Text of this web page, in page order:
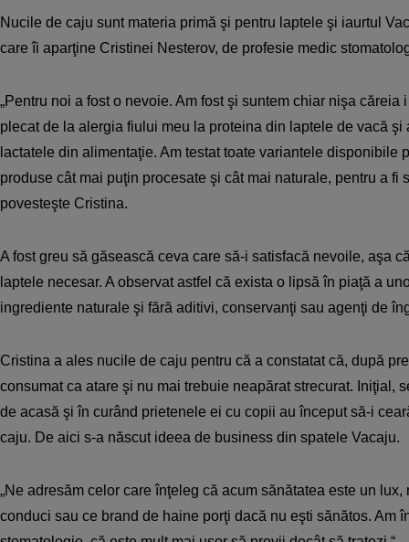
Nucile de caju sunt materia primă şi pentru laptele şi iaurtul
care îi aparţine Cristinei Nesterov, de profesie medic
„Pentru noi a fost o nevoie. Am fost şi suntem chiar nişa căreia
plecat de la alergia fiului meu la proteina din laptele de vacă şi
lactatele din alimentaţie. Am testat toate variantele disponibile
produse cât mai puţin procesate şi cât mai naturale, pentru a fi
povesteşte Cristina.
A fost greu să găsească ceva care să-i satisfacă nevoile, aşa
laptele necesar. A observat astfel că exista o lipsă în piaţă a
ingrediente naturale şi fără aditivi, conservanţi sau agenţi de
Cristina a ales nucile de caju pentru că a constatat că, după
consumat ca atare şi nu mai trebuie neapărat strecurat. Iniţial,
de acasă şi în curând prietenele ei cu copii au început să-i
caju. De aici s-a născut ideea de business din spatele Vacaju.
„Ne adresăm celor care înţeleg că acum sănătatea este un
conduci sau ce brand de haine porţi dacă nu eşti sănătos. Am